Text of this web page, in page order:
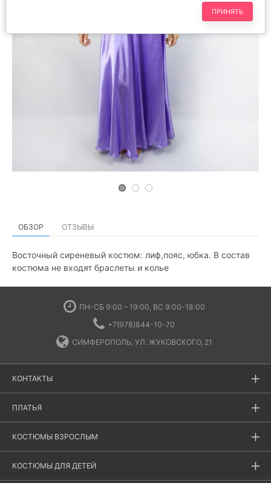
ОБЗОР ОТЗЫВЫ
Восточный сиреневый костюм: лиф,пояс, юбка. В состав
костюма не входят браслеты и колье
ПН-СБ 9:00 – 19:00, ВС 9:00-18:00
+7(978)844-10-70
СИМФЕРОПОЛЬ, УЛ. ЖУКОВСКОГО, 21
КОНТАКТЫ
ПЛАТЬЯ
КОСТЮМЫ ВЗРОСЛЫМ
КОСТЮМЫ ДЛЯ ДЕТЕЙ
ПРИНЯТЬ